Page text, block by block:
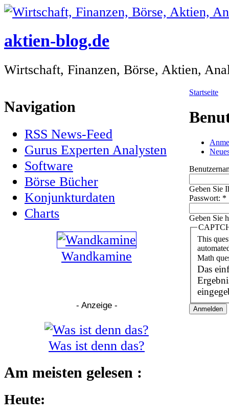
aktien-blog.de
Wirtschaft, Finanzen, Börse, Aktien,
Navigation
RSS News-Feed
Gurus Experten Analysten
Software
Börse Bücher
Konjunkturdaten
Charts
Wandkamine
- Anzeige -
Was ist denn das?
Am meisten gelesen :
Heute:
Startseite
Geben Sie
Passwort: *
Geben Sie
This
Math
Das
Ergebnis